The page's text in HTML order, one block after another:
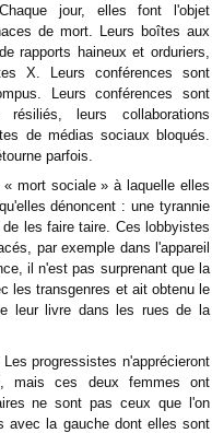
jour, elles font l'objet
de mort. Leurs boîtes aux
rapports haineux et orduriers,
X. Leurs conférences sont
Leurs conférences sont
leurs collaborations
de médias sociaux bloqués.
parfois.
mort sociale » à laquelle elles
dénoncent : une tyrannie
les faire taire. Ces lobbyistes
par exemple dans l'appareil
il n'est pas surprenant que la
les transgenres et ait obtenu le
leur livre dans les rues de la
progressistes n'apprécieront
mais ces deux femmes ont
ne sont pas ceux que l'on
avec la gauche dont elles sont